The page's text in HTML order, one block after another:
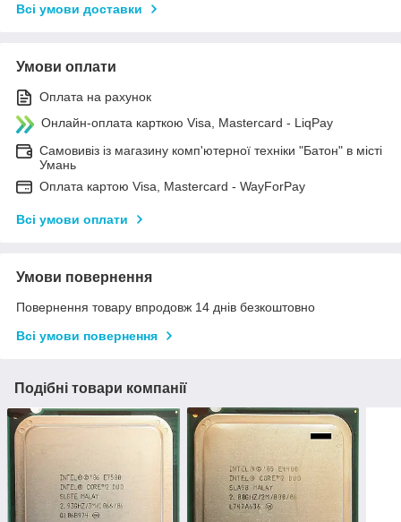
Всі умови доставки
Умови оплати
Оплата на рахунок
Онлайн-оплата карткою Visa, Mastercard - LiqPay
Самовивіз із магазину комп'ютерної техніки "Батон" в місті
Умань
Оплата картою Visa, Mastercard - WayForPay
Всі умови оплати
Умови повернення
Повернення товару впродовж 14 днів безкоштовно
Всі умови повернення
Подібні товари компанії